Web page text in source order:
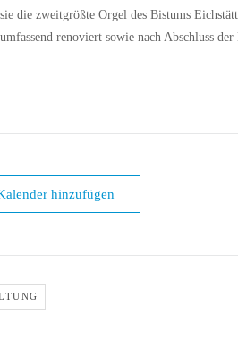
die zweitgrößte Orgel des Bistums
renoviert sowie nach Abschluss
hinzufügen